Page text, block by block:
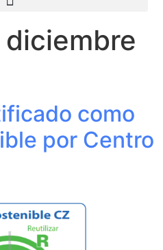
diciembre
como
por Centro